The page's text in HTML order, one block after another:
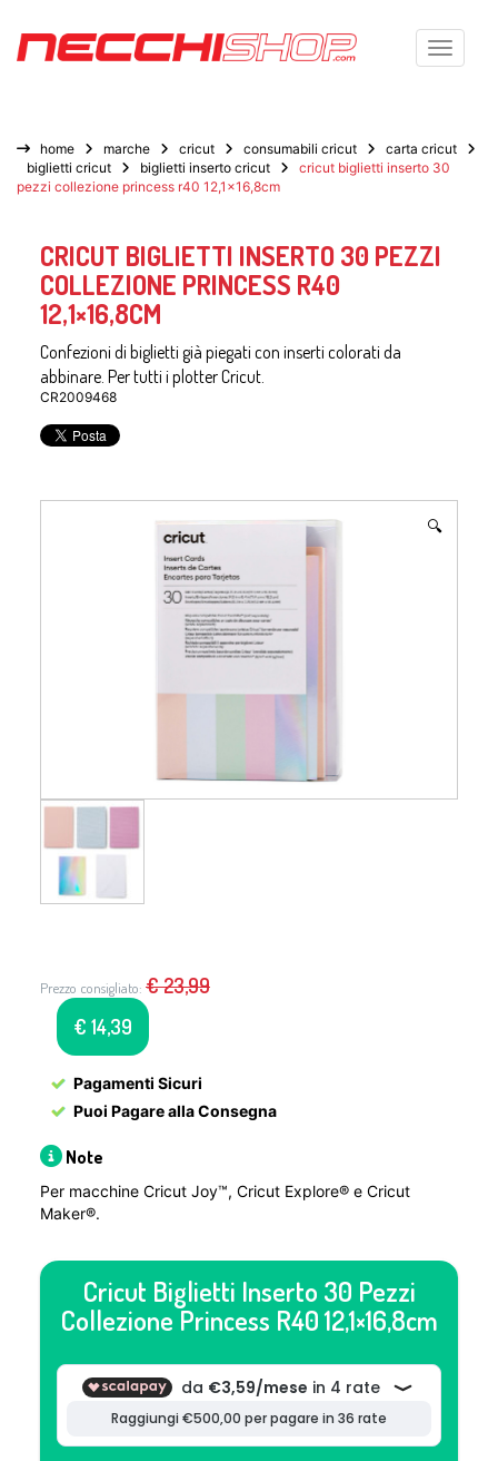
Toggle
home marche cricut consumabili cricut
carta cricut
biglietti cricut
biglietti inserto cricut
cricut biglietti inserto 30
pezzi collezione princess r40 12,1×16,8cm
CRICUT BIGLIETTI INSERTO 30 PEZZI
COLLEZIONE PRINCESS R40
12,1×16,8CM
Confezioni di biglietti già piegati con inserti colorati da
abbinare. Per tutti i plotter Cricut.
CR2009468
🔍
Prezzo consigliato: €23,99
€ 14,39
Pagamenti Sicuri
Puoi Pagare alla Consegna
Note
Per macchine Cricut Joy™, Cricut Explore® e Cricut
Maker®.
Cricut Biglietti Inserto 30 Pezzi
Collezione Princess R40 12,1×16,8cm